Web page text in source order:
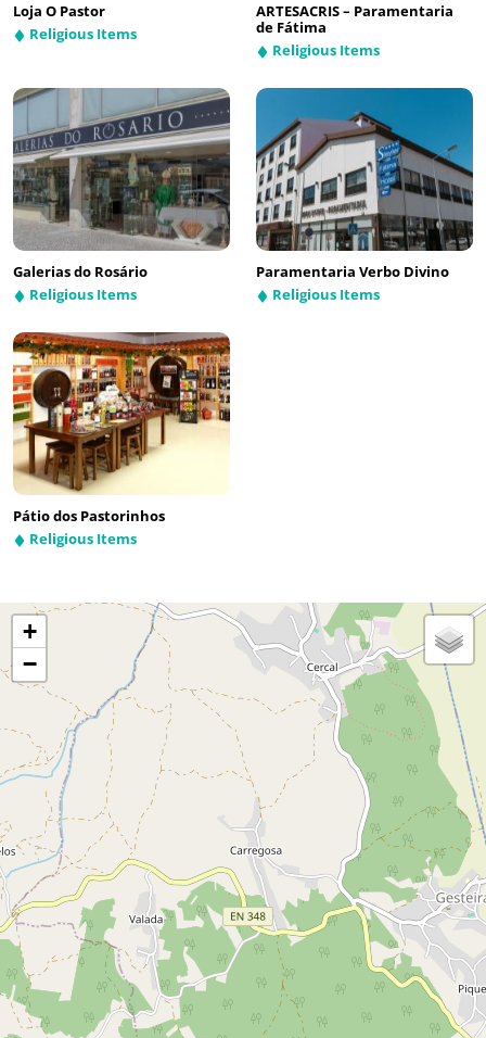
Loja O Pastor
Religious Items
ARTESACRIS – Paramentaria
de Fátima
Religious Items
Galerias do Rosário
Religious Items
Paramentaria Verbo Divino
Religious Items
Pátio dos Pastorinhos
Religious Items
+
−